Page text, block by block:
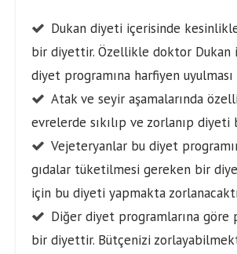
Dukan diyeti içerisinde
bir diyettir. Özellikle doktor Dukan
diyet programına harfiyen
Atak ve seyir aşamalarında
evrelerde sıkılıp ve zorlanıp
Vejeteryanlar bu diyet
gıdalar tüketilmesi gereken bir
için bu diyeti yapmakta
Diğer diyet programlarına
bir diyettir. Bütçenizi